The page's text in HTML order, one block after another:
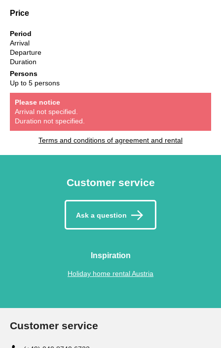
Price
Period
Arrival
Departure
Duration
Persons
Up to 5 persons
Please notice
Arrival not specified.
Duration not specified.
Terms and conditions of agreement and rental
Customer service
Ask a question
Inspiration
Holiday home rental Austria
Customer service